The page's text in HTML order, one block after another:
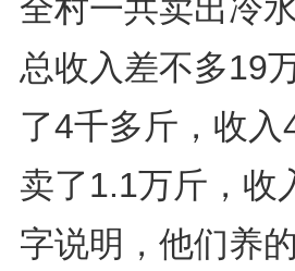
全村一共卖出冷
总收入差不多19
了4千多斤，收
卖了1.1万斤，收
字说明，他们养